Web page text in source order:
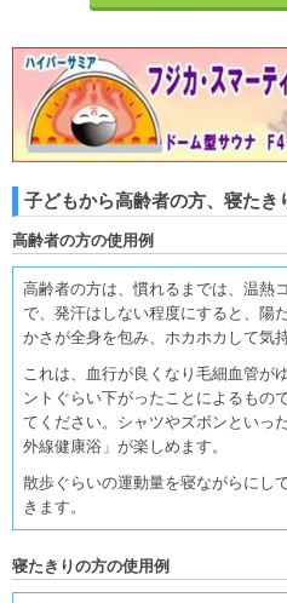
子どもから高齢者の方、寝たき
高齢者の方の使用例
高齢者の方は、慣れるまでは、温熱
で、発汗はしない程度にすると、陽
かさが全身を包み、ホカホカして気
これは、血行が良くなり毛細血管が
ントぐらい下がったことによるもの
てください。シャツやズボンといっ
外線健康浴」が楽しめます。
散歩ぐらいの運動量を寝ながらにし
きます。
寝たきりの方の使用例